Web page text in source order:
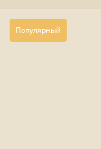
Популярный